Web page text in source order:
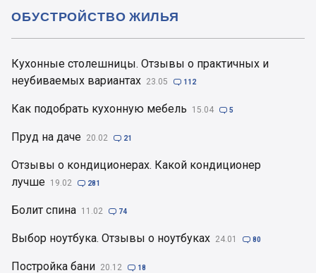
Кухонные столешницы. Отзывы о практичных и
неубиваемых вариантах 23.05  112
Как подобрать кухонную мебель 15.04  5
Пруд на даче 20.02  21
Отзывы о кондиционерах. Какой кондиционер
лучше 19.02  281
Болит спина 11.02  74
Выбор ноутбука. Отзывы о ноутбуках 24.01  80
Постройка бани 20.12  18
ОБУСТРОЙСТВО ЖИЛЬЯ